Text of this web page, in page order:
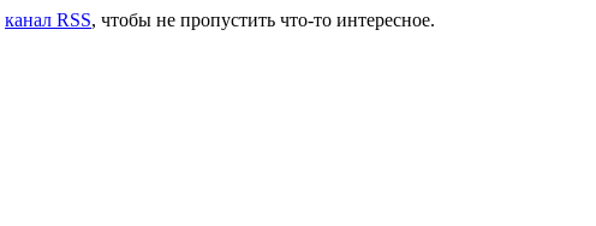
канал RSS, чтобы не пропустить что-то интересное.